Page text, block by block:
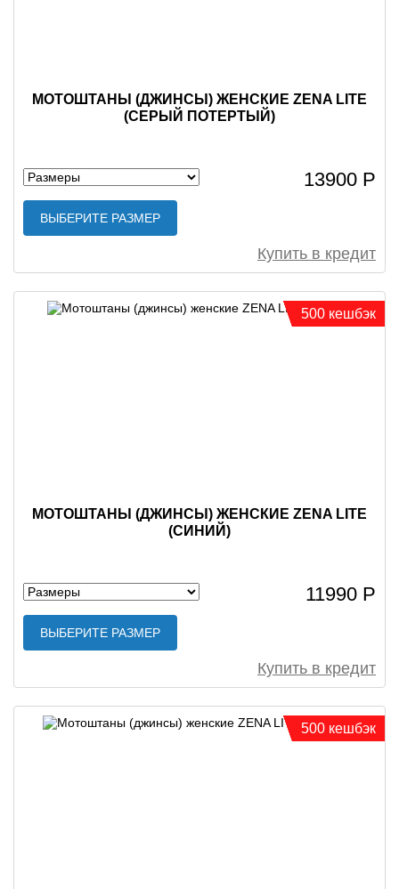
МОТОШТАНЫ (ДЖИНСЫ) ЖЕНСКИЕ ZENA LITE
(СЕРЫЙ ПОТЕРТЫЙ)
13900 Р
ВЫБЕРИТЕ РАЗМЕР
Купить в кредит
МОТОШТАНЫ (ДЖИНСЫ) ЖЕНСКИЕ ZENA LITE
(СИНИЙ)
11990 Р
ВЫБЕРИТЕ РАЗМЕР
Купить в кредит
500 кешбэк
500 кешбэк